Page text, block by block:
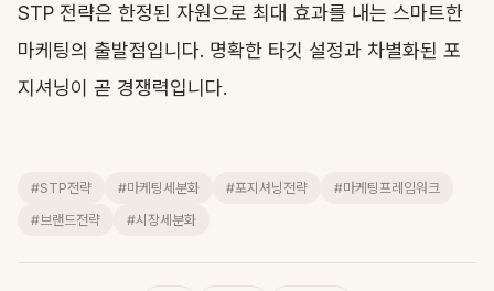
STP 전략은 한정된 자원으로 최대 효과를 내는 스마트한
마케팅의 출발점입니다. 명확한 타깃 설정과 차별화된 포
지셔닝이 곧 경쟁력입니다.
#STP전략 #마케팅세분화 #포지셔닝전략
#마케팅프레임워크
#브랜드전략
#시장세분화